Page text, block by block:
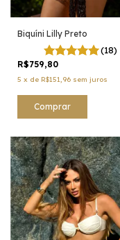
Biquíni Lilly Preto
(18)
R$759,80
5 x de R$151,96 sem juros
Comprar